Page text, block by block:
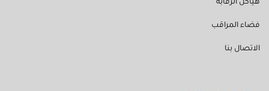
هياكل الرقابة
فضاء المراقب
الاتصال بنا